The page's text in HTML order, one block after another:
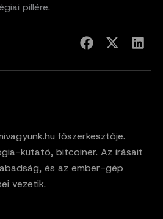
pillére.
főszerkesztője.
kutató, bitcoiner. Az írásait
és az ember-gép
vezetik.